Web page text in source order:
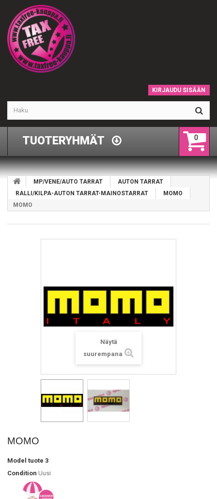
KIRJAUDU SISÄÄN
0
TUOTERYHMÄT
MP/VENE/AUTO TARRAT
AUTON TARRAT
RALLI/KILPA-AUTON TARRAT-MAINOSTARRAT
MOMO
MOMO
Näytä
suurempana
MOMO
Model tuote 3
Condition Uusi